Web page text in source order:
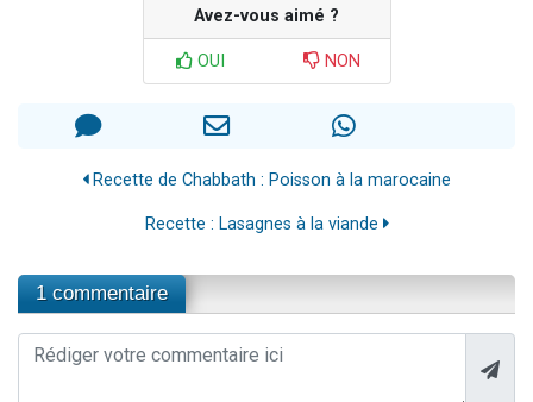
Avez-vous aimé ?
OUI NON
Recette de Chabbath : Poisson à la marocaine
Recette : Lasagnes à la viande
1 commentaire